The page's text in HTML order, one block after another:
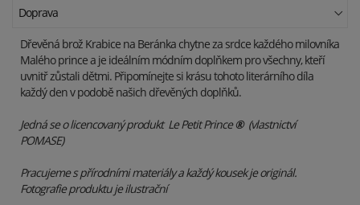
Doprava
Dřevěná brož Krabice na Beránka chytne za srdce každého milovníka
Malého prince a je ideálním módním doplňkem pro všechny, kteří
uvnitř zůstali dětmi. Připomínejte si krásu tohoto literárního díla
každý den v podobě našich dřevěných doplňků.
Jedná se o licencovaný produkt Le Petit Prince® (vlastnictví
POMASE)
Pracujeme s přírodními materiály a každý kousek je originál.
Fotografie produktu je ilustrační